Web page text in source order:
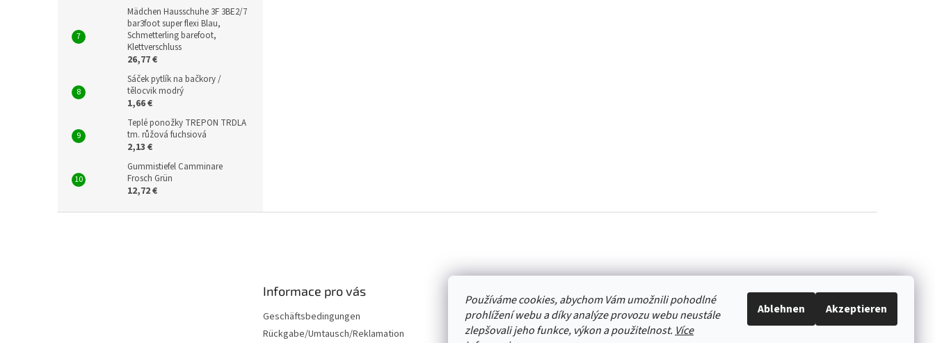
Používáme cookies, abychom Vám umožnili pohodlné
prohlížení webu a díky analýze provozu webu neustále
zlepšovali jeho funkce, výkon a použitelnost. Více
Ablehnen Akzeptieren
Mädchen Hausschuhe 3F 3BE2/7
bar3foot super flexi Blau,
Schmetterling barefoot,
Klettverschluss
26,77 €
Sáček pytlík na bačkory /
tělocvik modrý
1,66 €
Teplé ponožky TREPON TRDLA
tm. růžová fuchsiová
2,13 €
Gummistiefel Camminare
Frosch Grün
12,72 €
Informace pro vás
Geschäftsbedingungen
Rückgabe/Umtausch/Reklamation